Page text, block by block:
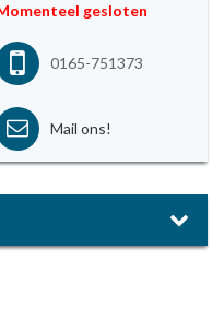
gesloten
0165-751373
Mail ons!